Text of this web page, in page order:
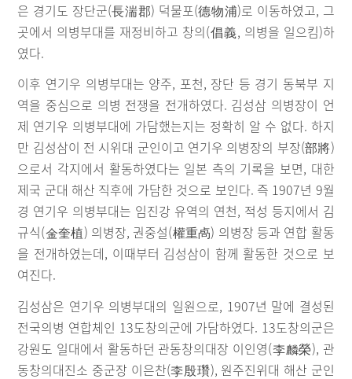
은 경기도 장단군(長湍郡) 덕물포(德物浦)로 이동하였고, 그
곳에서 의병부대를 재정비하고 창의(倡義, 의병을 일으킴)하
였다.
이후 연기우 의병부대는 양주, 포천, 장단 등 경기 동북부 지
역을 중심으로 의병 전쟁을 전개하였다. 김성삼 의병장이 언
제 연기우 의병부대에 가담했는지는 정확히 알 수 없다. 하지
만 김성삼이 전 시위대 군인이고 연기우 의병장의 부장(部將)
으로서 각지에서 활동하였다는 일본 측의 기록을 보면, 대한
제국 군대 해산 직후에 가담한 것으로 보인다. 즉 1907년 9월
경 연기우 의병부대는 임진강 유역의 연천, 적성 등지에서 김
규식(金奎植) 의병장, 권중설(權重卨) 의병장 등과 연합 활동
을 전개하였는데, 이때부터 김성삼이 함께 활동한 것으로 보
여진다.
김성삼은 연기우 의병부대의 일원으로, 1907년 말에 결성된
전국의병 연합체인 13도창의군에 가담하였다. 13도창의군은
강원도 일대에서 활동하던 관동창의대장 이인영(李麟榮), 관
동창의대진소 중군장 이은찬(李殷瓚), 원주진위대 해산 군인